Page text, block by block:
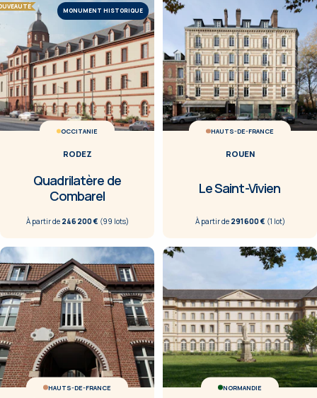
MONUMENT HISTORIQUE
OCCITANIE
RODEZ
Quadrilatère de
Combarel
À partir de 246 200 € (99 lots)
HAUTS-DE-FRANCE
ROUEN
Le Saint-Vivien
À partir de 291 600 € (1 lot)
HAUTS-DE-FRANCE NORMANDIE